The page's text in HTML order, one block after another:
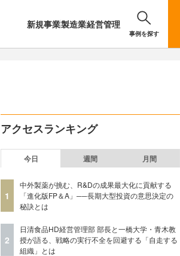
新規事業製造業経営管理
事例を探す
アクセスランキング
今日 週間 月間
1
中外製薬が挑む、R&Dの成果最大化に貢献する
「進化版FP＆A」──長期大型投資の意思決定の
秘訣とは
2
日清食品HD経営管理部 部長と一橋大学・青木教
授が語る、戦略の実行不全を回避する「自走する
組織」とは